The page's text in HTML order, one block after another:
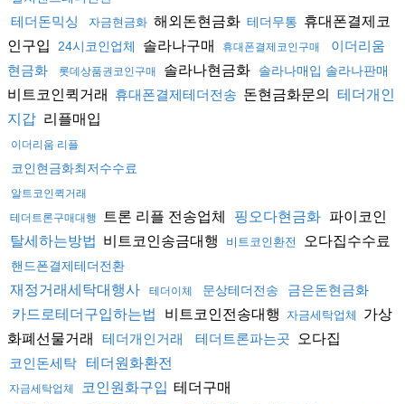
테더돈믹싱 자금현금화 해외돈현금화 테더무통 휴대폰결제코
인구입
24시코인업체 솔라나구매 휴대폰결제코인구매
이더리움
현금화
롯데상품권코인구매 솔라나현금화 솔라나매입 솔라나판매
비트코인퀵거래 휴대폰결제테더전송 돈현금화문의
테더개인
지갑 리플매입
이더리움 리플
코인현금화최저수수료
알트코인퀵거래
테더트론구매대행
트론 리플 전송업체 핑오다현금화 파이코인
탈세하는방법 비트코인송금대행 비트코인환전 오다집수수료
핸드폰결제테더전환
재정거래세탁대행사 테더이체 문상테더전송
금은돈현금화
카드로테더구입하는법
비트코인전송대행 자금세탁업체
가상
화폐선물거래
테더개인거래 테더트론파는곳 오다집
코인돈세탁 테더원화환전
자금세탁업체 코인원화구입 테더구매